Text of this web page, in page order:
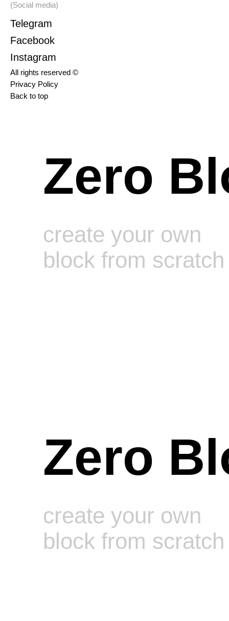
(Social media)
Telegram
Facebook
Instagram
All rights reserved ©
Privacy Policy
Back to top
Zero
create your own
block from scratch
Zero
create your own
block from scratch